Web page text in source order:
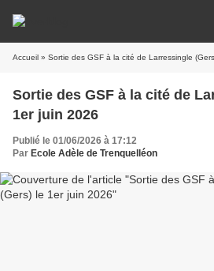
Accueil » Sortie des GSF à la cité de Larressingle
Sortie des GSF à la cité de
1er juin 2026
Publié le 01/06/2026 à 17:12
Par Ecole Adèle de Trenquelléon